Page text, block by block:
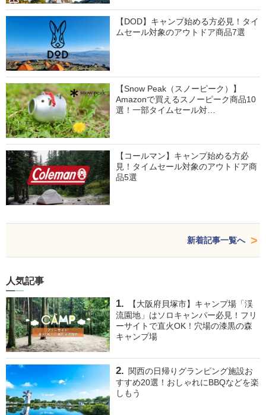
【DOD】キャンプ始める方必見！タイ
ムセール対象のアウトドア商品7選
【Snow Peak（スノーピーク）】
Amazonで買えるスノーピーク商品10
選！一部タイムセール対…
【コールマン】キャンプ始める方必
見！タイムセール対象のアウトドア商
品5選
新着記事一覧へ
人気記事
【大阪府貝塚市】キャンプ場「渓
流園地」はソロキャンパー必見！フリ
ーサイトで直火OK！穴場の漆黒の森
キャンプ場
関西の日帰りグランピング施設お
すすめ20選！おしゃれにBBQなどを楽
しもう